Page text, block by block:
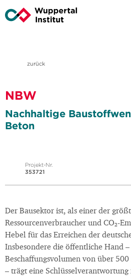
zurück
NBW
Nachhaltige
Beton
Projekt-Nr.
353721
Der Bausektor ist, als einer der
Ressourcenverbraucher und CO₂-
Hebel für das Erreichen der
Insbesondere die öffentliche Hand
Beschaffungsvolumen von über
– trägt eine